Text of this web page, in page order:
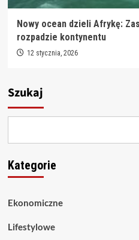
Nowy ocean dzieli Afrykę:
rozpadzie kontynentu
12 stycznia, 2026
Szukaj
Kategorie
Ekonomiczne
Lifestylowe